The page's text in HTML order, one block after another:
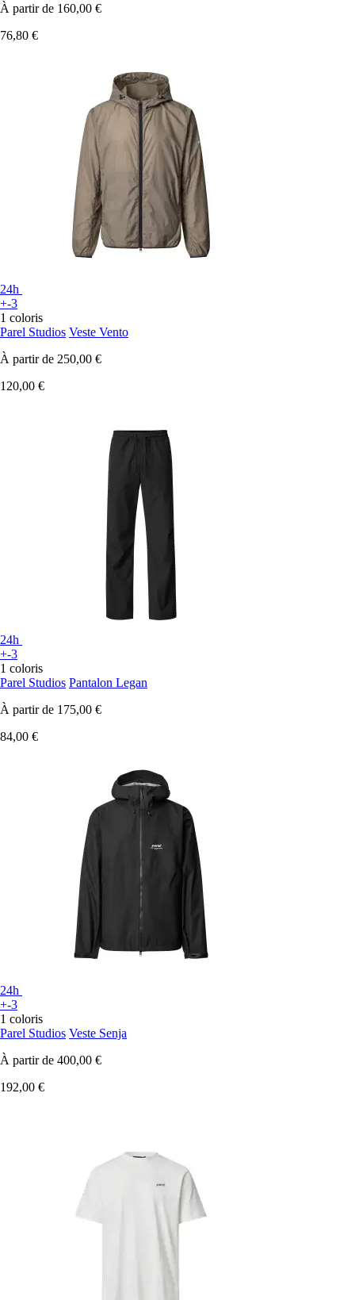
À partir de 160,00 €
76,80 €
24h
+-3
1 coloris
Parel Studios Veste Vento
À partir de 250,00 €
120,00 €
24h
+-3
1 coloris
Parel Studios Pantalon Legan
À partir de 175,00 €
84,00 €
24h
+-3
1 coloris
Parel Studios Veste Senja
À partir de 400,00 €
192,00 €